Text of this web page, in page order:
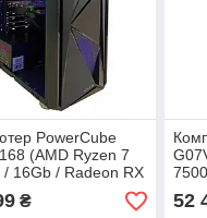
PowerCube
(AMD Ryzen 7
/ 16Gb / Radeon RX
12GB / SSD
/ 700W / USB 3.2)
₴
RX
/52